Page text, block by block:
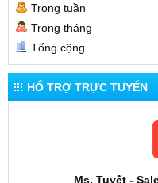
Trong tuần
Trong tháng
Tổng cộng
HỔ TRỢ TRỰC TUYẾN
Ms. Tuyết -